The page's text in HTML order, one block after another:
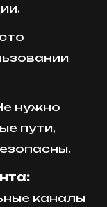
нужно
пути,
каналы